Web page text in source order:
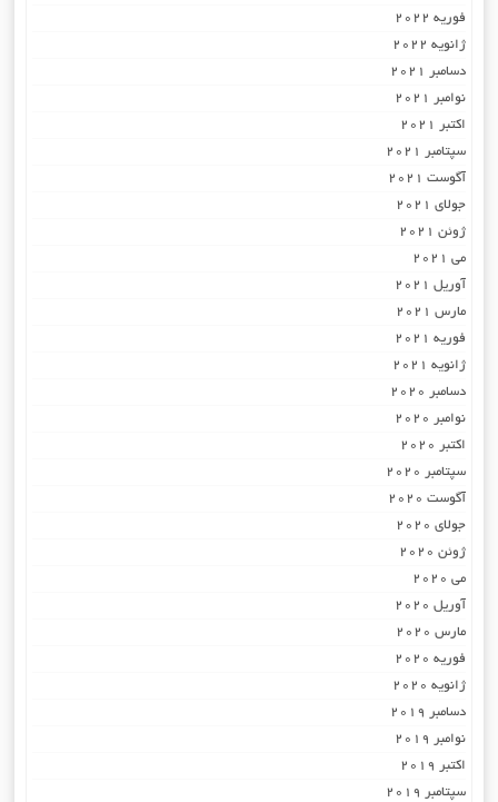
فوریه 2022
ژانویه 2022
دسامبر 2021
نوامبر 2021
اکتبر 2021
سپتامبر 2021
آگوست 2021
جولای 2021
ژوئن 2021
می 2021
آوریل 2021
مارس 2021
فوریه 2021
ژانویه 2021
دسامبر 2020
نوامبر 2020
اکتبر 2020
سپتامبر 2020
آگوست 2020
جولای 2020
ژوئن 2020
می 2020
آوریل 2020
مارس 2020
فوریه 2020
ژانویه 2020
دسامبر 2019
نوامبر 2019
اکتبر 2019
سپتامبر 2019